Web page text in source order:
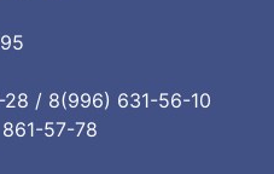
28 / 8(996) 631-56-10
57-78